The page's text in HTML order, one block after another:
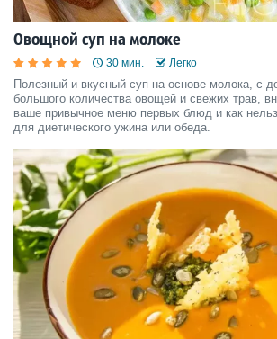
Овощной суп на молоке
30 мин. Легко
Полезный и вкусный суп на основе молока, с
большого количества овощей и свежих трав,
ваше привычное меню первых блюд и как
для диетического ужина или обеда.